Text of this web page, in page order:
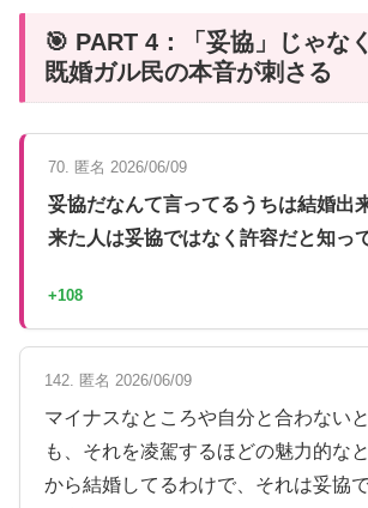
🎯 PART 4：「妥協」じゃな
既婚ガル民の本音が刺さる
70. 匿名 2026/06/09
妥協だなんて言ってるうちは結婚出
来た人は妥協ではなく許容だと知っ
+108
142. 匿名 2026/06/09
マイナスなところや自分と合わない
も、それを凌駕するほどの魅力的な
から結婚してるわけで、それは妥協